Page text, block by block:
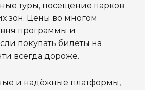
туры, посещение парков
зон. Цены во многом
программы и
покупать билеты на
всегда дороже.
и надёжные платформы,